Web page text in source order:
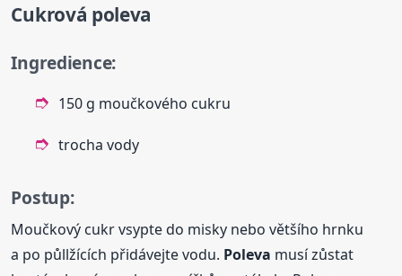
Cukrová poleva
Ingredience:
150 g moučkového cukru
trocha vody
Postup:
Moučkový cukr vsypte do misky nebo většího hrnku
a po půllžících přidávejte vodu. Poleva musí zůstat